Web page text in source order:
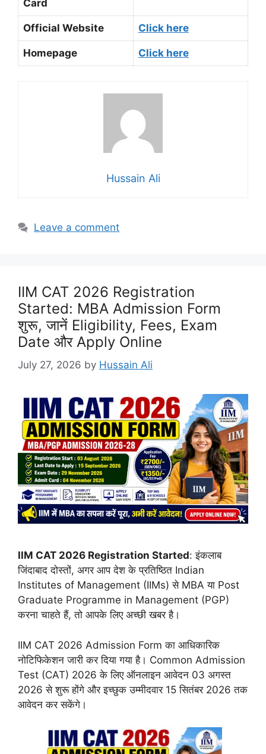
Card
Official Website Click here
Homepage Click here
Hussain Ali
Leave a comment
IIM CAT 2026 Registration
Started: MBA Admission Form
शुरू, जानें Eligibility, Fees, Exam
Date और Apply Online
July 27, 2026 by Hussain Ali
IIM CAT 2026 Registration Started: इंकलाब
जिंदाबाद दोस्तों, अगर आप देश के प्रतिष्ठित Indian
Institutes of Management (IIMs) से MBA या Post
Graduate Programme in Management (PGP)
करना चाहते हैं, तो आपके लिए अच्छी खबर है।
IIM CAT 2026 Admission Form का आधिकारिक
नोटिफिकेशन जारी कर दिया गया है। Common Admission
Test (CAT) 2026 के लिए ऑनलाइन आवेदन 03 अगस्त
2026 से शुरू होंगे और इच्छुक उम्मीदवार 15 सितंबर 2026 तक
आवेदन कर सकेंगे।